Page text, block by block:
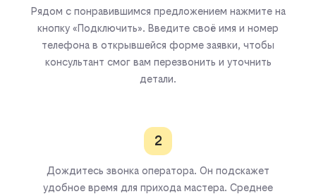
Рядом с понравившимся предложением нажмите на
кнопку «Подключить». Введите своё имя и номер
телефона в открывшейся форме заявки, чтобы
консультант смог вам перезвонить и уточнить
детали.
2
Дождитесь звонка оператора. Он подскажет
удобное время для прихода мастера. Среднее